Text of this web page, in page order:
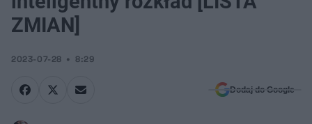
ZMIAN]
2023-07-28 8:29
Dodaj do Google